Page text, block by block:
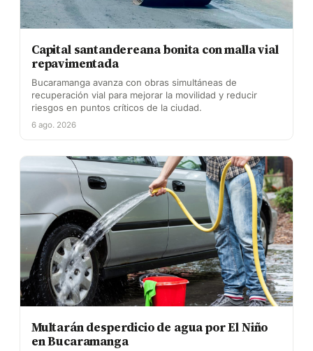
Capital santandereana bonita con malla vial
repavimentada
Bucaramanga avanza con obras simultáneas de
recuperación vial para mejorar la movilidad y reducir
riesgos en puntos críticos de la ciudad.
6 ago. 2026
Multarán desperdicio de agua por El Niño
en Bucaramanga